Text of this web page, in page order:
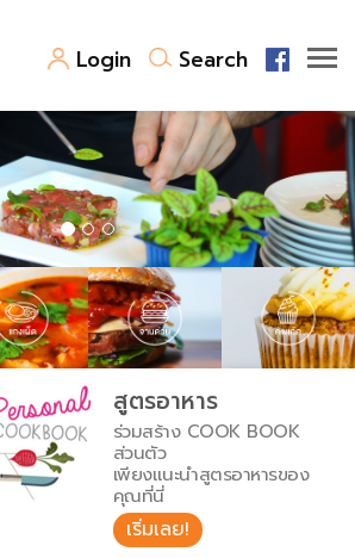
Login Search
สุด
น่วยการตวง
อุณหภูมิ
ำหนักวัตถุดิบ
สูตรอาหาร
ร่วมสร้าง COOK BOOK
ส่วนตัว
เพียงแนะนำสูตรอาหารของ
คุณที่นี่
เริ่มเลย!